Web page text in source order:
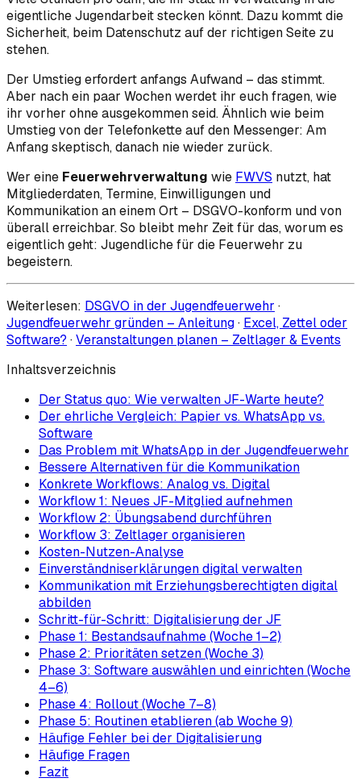
eigentliche Jugendarbeit stecken könnt. Dazu kommt die
Sicherheit, beim Datenschutz auf der richtigen Seite zu
stehen.
Der Umstieg erfordert anfangs Aufwand – das stimmt.
Aber nach ein paar Wochen werdet ihr euch fragen, wie
ihr vorher ohne ausgekommen seid. Ähnlich wie beim
Umstieg von der Telefonkette auf den Messenger: Am
Anfang skeptisch, danach nie wieder zurück.
Wer eine Feuerwehrverwaltung wie FWVS nutzt, hat
Mitgliederdaten, Termine, Einwilligungen und
Kommunikation an einem Ort – DSGVO-konform und von
überall erreichbar. So bleibt mehr Zeit für das, worum es
eigentlich geht: Jugendliche für die Feuerwehr zu
begeistern.
Weiterlesen: DSGVO in der Jugendfeuerwehr ·
Jugendfeuerwehr gründen – Anleitung· Excel, Zettel oder
Software? ·Veranstaltungen planen – Zeltlager & Events
Inhaltsverzeichnis
Der Status quo: Wie verwalten JF-Warte heute?
Der ehrliche Vergleich: Papier vs. WhatsApp vs.
Software
Das Problem mit WhatsApp in der Jugendfeuerwehr
Bessere Alternativen für die Kommunikation
Konkrete Workflows: Analog vs. Digital
Workflow 1: Neues JF-Mitglied aufnehmen
Workflow 2: Übungsabend durchführen
Workflow 3: Zeltlager organisieren
Kosten-Nutzen-Analyse
Einverständniserklärungen digital verwalten
Kommunikation mit Erziehungsberechtigten digital
abbilden
Schritt-für-Schritt: Digitalisierung der JF
Phase 1: Bestandsaufnahme (Woche 1–2)
Phase 2: Prioritäten setzen (Woche 3)
Phase 3: Software auswählen und einrichten (Woche
4–6)
Phase 4: Rollout (Woche 7–8)
Phase 5: Routinen etablieren (ab Woche 9)
Häufige Fehler bei der Digitalisierung
Häufige Fragen
Fazit